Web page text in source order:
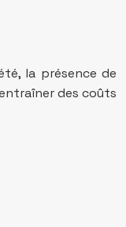
la présence de
des coûts